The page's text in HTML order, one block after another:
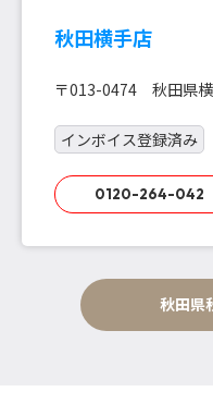
秋田横手店
〒013-0474 秋田県横
インボイス登録済み
0120-264-042
秋田県